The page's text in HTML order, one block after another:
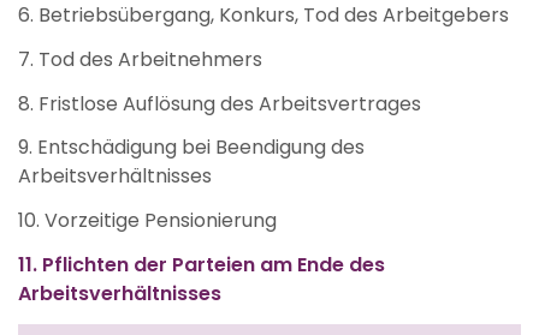
6. Betriebsübergang, Konkurs, Tod des Arbeitgebers
7. Tod des Arbeitnehmers
8. Fristlose Auflösung des Arbeitsvertrages
9. Entschädigung bei Beendigung des
Arbeitsverhältnisses
10. Vorzeitige Pensionierung
11. Pflichten der Parteien am Ende des
Arbeitsverhältnisses